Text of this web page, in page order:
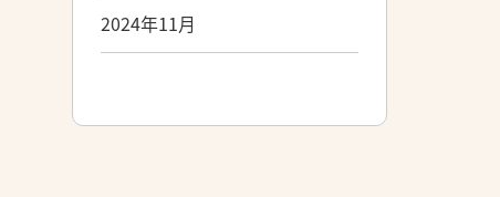
2024年11月